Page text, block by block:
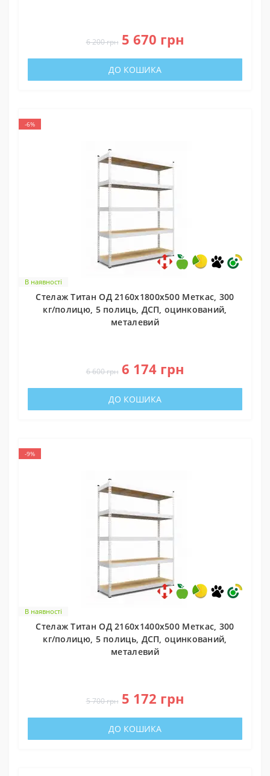
6 200 грн 5 670 грн
ДО КОШИКА
-6%
В наявності
Стелаж Титан ОД 2160х1800х500 Меткас, 300
кг/полицю, 5 полиць, ДСП, оцинкований,
металевий
6 600 грн 6 174 грн
ДО КОШИКА
-9%
В наявності
Стелаж Титан ОД 2160х1400х500 Меткас, 300
кг/полицю, 5 полиць, ДСП, оцинкований,
металевий
5 700 грн 5 172 грн
ДО КОШИКА